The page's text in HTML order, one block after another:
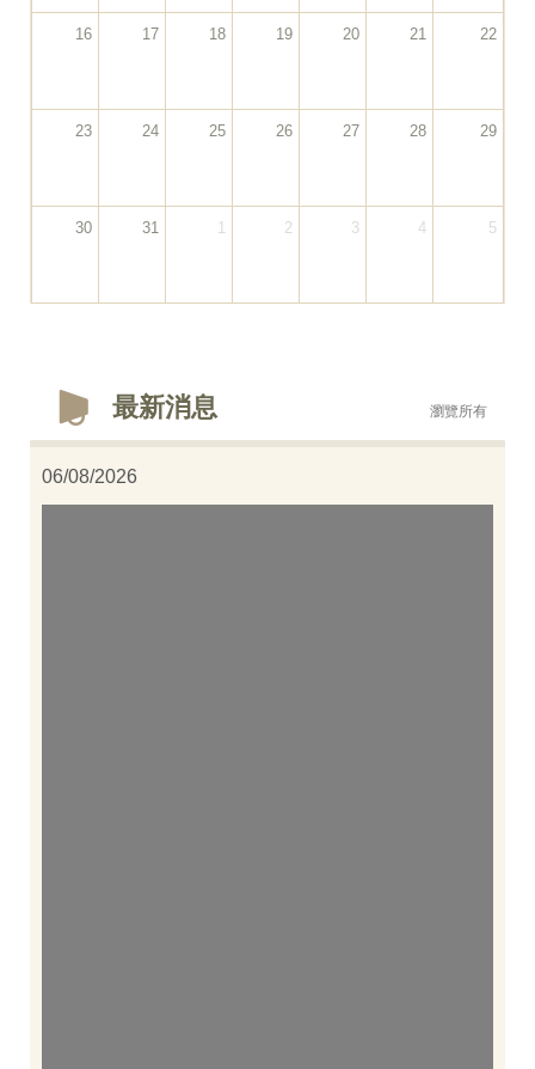
16 17 18 19 20 21 22
23 24 25 26 27 28 29
30 31 1 2 3 4 5
最新消息 瀏覽所有
06/08/2026